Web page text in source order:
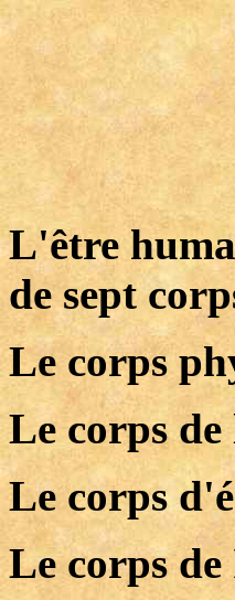
L'être
de sept
Le corps
Le corps de
Le corps
Le corps